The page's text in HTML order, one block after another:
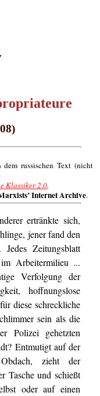
russischen Text (nicht
Klassiker 2.0.
Internet Archive.
ertränkte sich,
jener fand den
Zeitungsblatt
Arbeitermilieu ...
Verfolgung der
hoffnungslose
diese schreckliche
sein als die
Polizei gehetzten
Entmutigt auf der
zieht der
Tasche und schießt
oder auf einen